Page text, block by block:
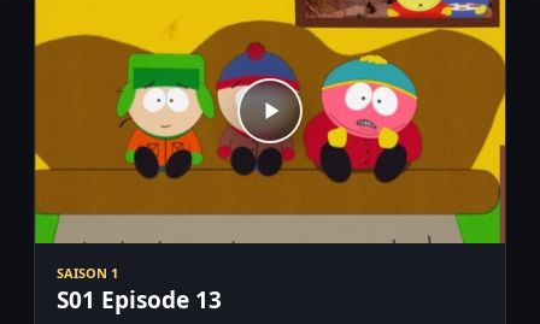
SAISON 1
S01 Episode 13